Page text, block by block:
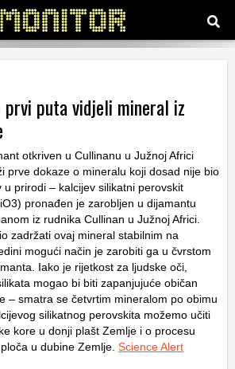
prvi puta vidjeli mineral iz
otkriven u Cullinanu u Južnoj Africi
prve dokaze o mineralu koji dosad nije bio
u prirodi – kalcijev silikatni perovskit
pronađen je zarobljen u dijamantu
iz rudnika Cullinan u Južnoj Africi.
zadržati ovaj mineral stabilnim na
mogući način je zarobiti ga u čvrstom
Iako je rijetkost za ljudske oči,
mogao bi biti zapanjujuće običan
– smatra se četvrtim mineralom po obimu
silikatnog perovskita možemo učiti
kore u donji plašt Zemlje i o procesu
u dubine Zemlje. Science Alert